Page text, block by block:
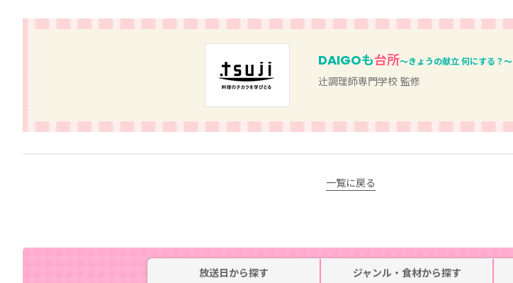
DAIGOも台所～きょうの献立 何にする？～
辻󠄀調理師専門学校 監修
一覧に戻る
放送日から探す ジャンル・食材から探す